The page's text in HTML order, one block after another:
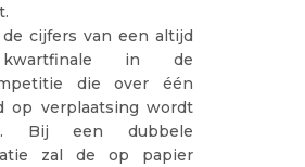
de cijfers van een altijd
in de
die over één
op verplaatsing wordt
Bij een dubbele
zal de op papier